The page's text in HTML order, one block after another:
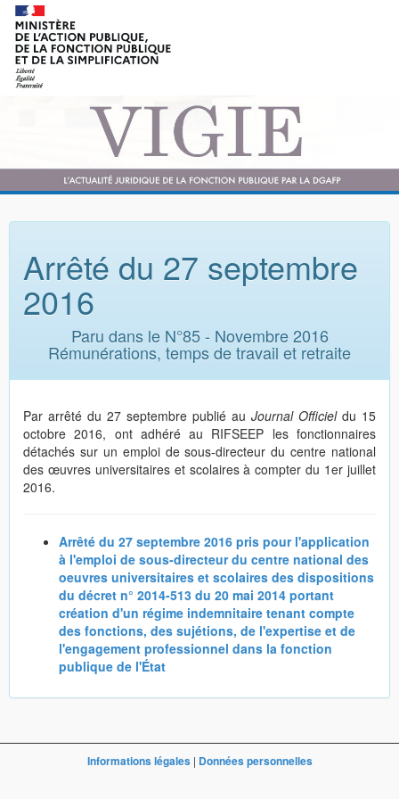
Arrêté du 27 septembre
2016
Paru dans le N°85 - Novembre 2016
Rémunérations, temps de travail et retraite
Par arrêté du 27 septembre publié au Journal Officieldu 15
octobre 2016, ont adhéré au RIFSEEP les fonctionnaires
détachés sur un emploi de sous-directeur du centre national
des œuvres universitaires et scolaires à compter du 1er juillet
2016.
Arrêté du 27 septembre 2016 pris pour l'application
à l'emploi de sous-directeur du centre national des
oeuvres universitaires et scolaires des dispositions
du décret n° 2014-513 du 20 mai 2014 portant
création d'un régime indemnitaire tenant compte
des fonctions, des sujétions, de l'expertise et de
l'engagement professionnel dans la fonction
publique de l'État
Informations légales| Données personnelles